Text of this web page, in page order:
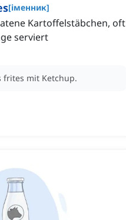
[іменник]
Kartoffelstäbchen, oft
serviert
frites mit Ketchup.